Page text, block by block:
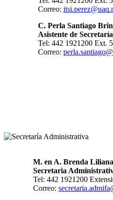
Correo:
C. Perla Santiago
Asistente de
Tel: 442 1921200 Ext.
Correo:
M. en A. Brenda
Secretaria
Tel: 442 1921200
Correo: